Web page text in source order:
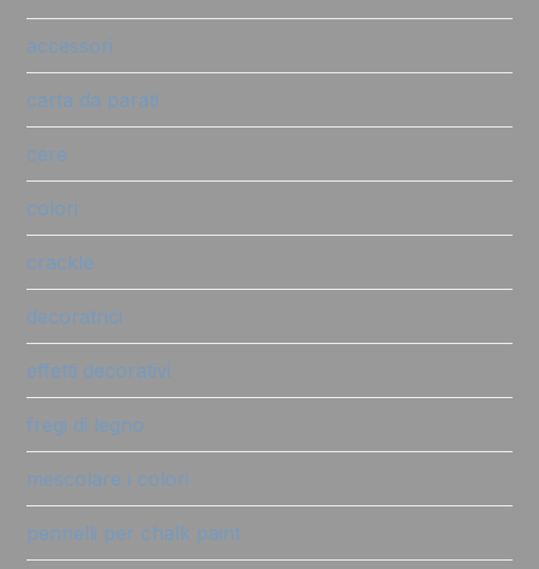
accessori
carta da parati
cere
colori
crackle
decoratrici
effetti decorativi
fregi di legno
mescolare i colori
pennelli per chalk paint